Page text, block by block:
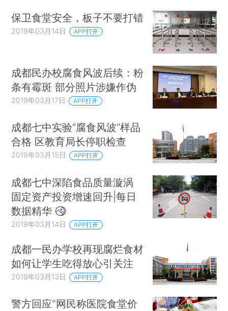
保卫食堂安全，板子不要打错
2019年03月14日 APP打开
成都民办校腐食风波后续：粉
条有霉斑 部分照片涉嫌作伪
2019年03月17日 APP打开
成都七中实验“腐食风波”样品
合格 区教育局长停职检查
2019年03月15日 APP打开
成都七中深陷食品质量漩涡
固定资产投资增速回升|每日
数据精华
2019年03月14日 APP打开
成都一民办学校再现腐烂食材
如何让学生吃得放心引关注
2019年03月13日 APP打开
警方回应"网民称医院食堂价